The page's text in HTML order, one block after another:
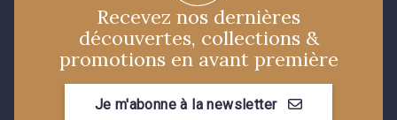
Recevez nos dernières
découvertes, collections &
promotions en avant première
Je m'abonne à la newsletter